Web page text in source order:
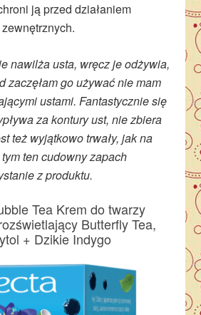
ją przed działaniem
nawilża usta, wręcz je odżywia,
zaczęłam go używać nie mam
ustami. Fantastycznie się
za kontury ust, nie zbiera
też wyjątkowo trwały, jak na
ten cudowny zapach
z produktu.
Tea Krem do twarzy
Butterfly Tea,
+ Dzikie Indygo